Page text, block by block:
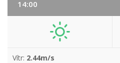
14:00
Vítr: 2.44m/s